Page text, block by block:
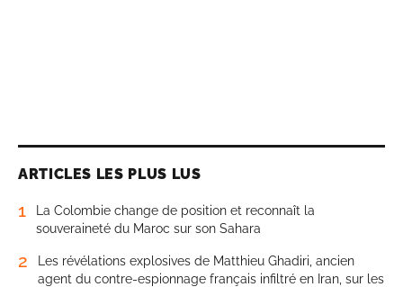
ARTICLES LES PLUS LUS
1
La Colombie change de position et reconnaît la
souveraineté du Maroc sur son Sahara
2
Les révélations explosives de Matthieu Ghadiri, ancien
agent du contre-espionnage français infiltré en Iran, sur les